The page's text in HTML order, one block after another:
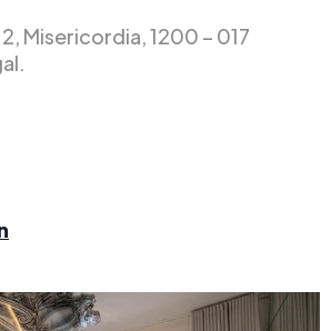
Misericordia, 1200 – 017